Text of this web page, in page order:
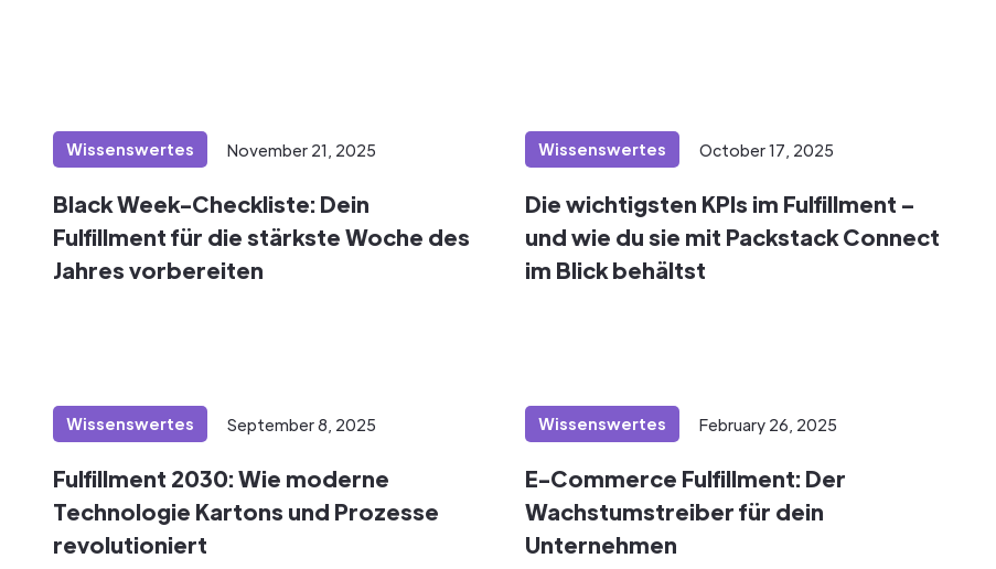
Wissenswertes November 21, 2025
Black Week-Checkliste: Dein
Fulfillment für die stärkste Woche des
Jahres vorbereiten
Wissenswertes October 17, 2025
Die wichtigsten KPIs im Fulfillment –
und wie du sie mit Packstack Connect
im Blick behältst
Wissenswertes September 8, 2025
Fulfillment 2030: Wie moderne
Technologie Kartons und Prozesse
revolutioniert
Wissenswertes February 26, 2025
E-Commerce Fulfillment: Der
Wachstumstreiber für dein
Unternehmen